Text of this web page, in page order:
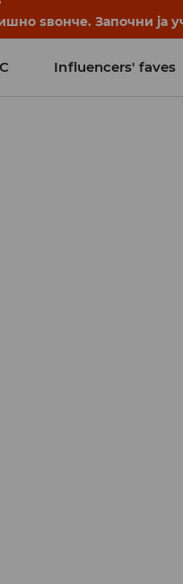
ѕвонче. Започни ја
Influencers' faves